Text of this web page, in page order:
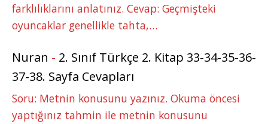
farklılıklarını anlatınız. Cevap: Geçmişteki
oyuncaklar genellikle tahta,…
Nuran - 2. Sınıf Türkçe 2. Kitap 33-34-35-36-
37-38. Sayfa Cevapları
Soru: Metnin konusunu yazınız. Okuma öncesi
yaptığınız tahmin ile metnin konusunu